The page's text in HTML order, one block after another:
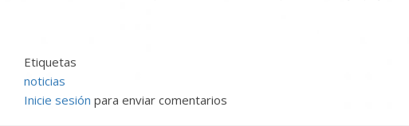
Etiquetas
noticias
Inicie sesión para enviar comentarios